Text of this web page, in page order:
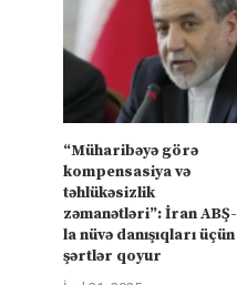
“Müharibəyə görə
kompensasiya və
təhlükəsizlik
zəmanətləri”: İran ABŞ-
la nüvə danışıqları üçün
şərtlər qoyur